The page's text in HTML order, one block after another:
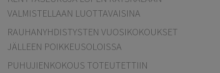
VALMISTELLAAN LUOTTAVAISINA
RAUHANYHDISTYSTEN VUOSIKOKOUKSET
JÄLLEEN POIKKEUSOLOISSA
PUHUJIENKOKOUS TOTEUTETTIIN